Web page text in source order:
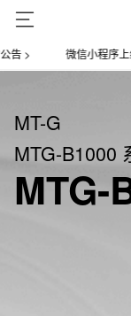
微信小程序上线售后
MT-G
MTG-B1000
MTG-